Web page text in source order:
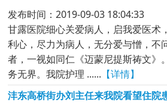
发布时间：2019-09-03 18:04:33
甘露医院细心关爱病人，启我爱医术
利心，尽力为病人，无分爱与憎，不
者，一视如同仁《迈蒙尼提斯祷文》
务无界。我院护理 ...... 【详情】
沣东高桥街办刘主任来我院看望住院